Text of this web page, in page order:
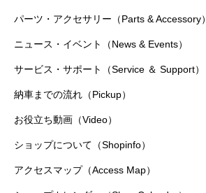
パーツ・アクセサリー（Parts & Accessory）
ニュース・イベント（News & Events）
サービス・サポート（Service ＆ Support）
納車までの流れ（Pickup）
お役立ち動画（Video）
ショップについて（Shopinfo）
アクセスマップ（Access Map）